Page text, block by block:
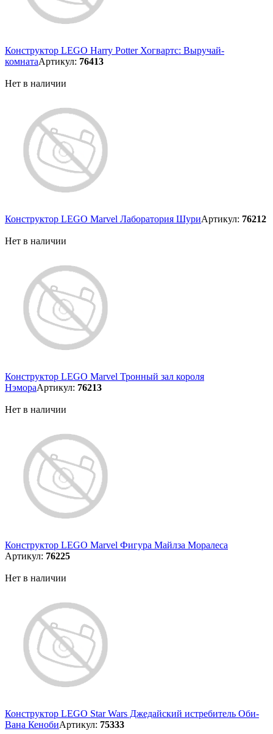
Конструктор LEGO Harry Potter Хогвартс: Выручай-
комнатаАртикул: 76413
Нет в наличии
Конструктор LEGO Marvel Лаборатория ШуриАртикул: 76212
Нет в наличии
Конструктор LEGO Marvel Тронный зал короля
НэмораАртикул: 76213
Нет в наличии
Конструктор LEGO Marvel Фигура Майлза Моралеса
Артикул: 76225
Нет в наличии
Конструктор LEGO Star Wars Джедайский истребитель Оби-
Вана КенобиАртикул: 75333